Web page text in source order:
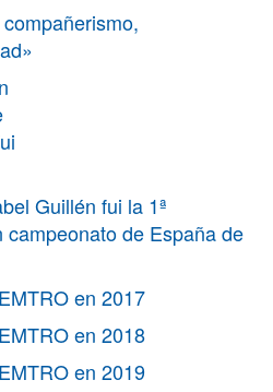
Guillén fui la 1ª
de España de
en 2017
en 2018
en 2019